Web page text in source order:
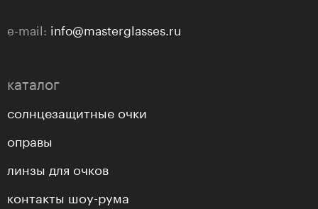
e-mail: info@masterglasses.ru
каталог
солнцезащитные очки
оправы
линзы для очков
контакты шоу-рума